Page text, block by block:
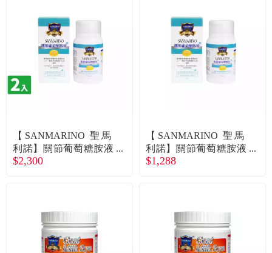
折價券、紅利說明
【SANMARINO 聖馬
利諾】關節葡萄糖胺液
（犬用）（120ml/瓶）
$2,300
【SANMARINO 聖馬
利諾】關節葡萄糖胺液
(犬用)(120ml/瓶)（廠商
$1,288